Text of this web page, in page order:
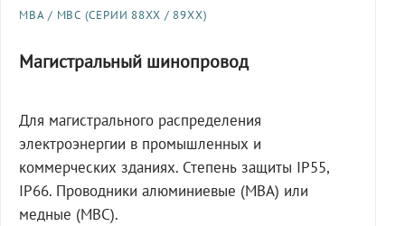
МВА / МВС (СЕРИИ 88XX / 89XX)
Магистральный шинопровод
Для магистрального распределения
электроэнергии в промышленных и
коммерческих зданиях. Степень защиты IP55,
IP66. Проводники алюминиевые (МВА) или
медные (МВС).